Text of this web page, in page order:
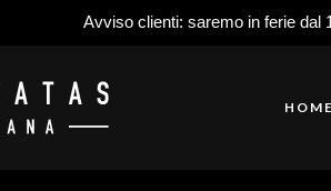
Avviso clienti: saremo in ferie dal
HOME